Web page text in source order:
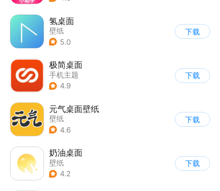
氢桌面
壁纸
5.0
下载
极简桌面
手机主题
4.9
下载
元气桌面壁纸
壁纸
4.6
下载
奶油桌面
壁纸
4.2
下载